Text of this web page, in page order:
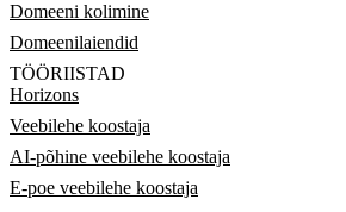
Domeeni kolimine
Domeenilaiendid
TÖÖRIISTAD
Horizons
Veebilehe koostaja
AI-põhine veebilehe koostaja
E-poe veebilehe koostaja